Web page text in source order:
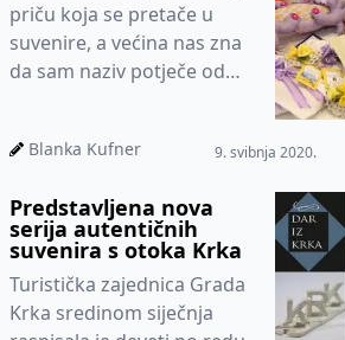
priču koja se pretače u
suvenire, a većina nas zna
da sam naziv potječe od
Blanka Kufner 9. svibnja 2020.
Predstavljena nova
serija autentičnih
suvenira s otoka Krka
Turistička zajednica Grada
Krka sredinom siječnja